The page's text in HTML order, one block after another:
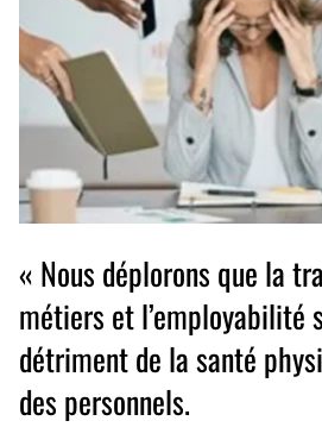
« Nous déplorons que la
métiers et l’employabilité
détriment de la santé
des personnels.